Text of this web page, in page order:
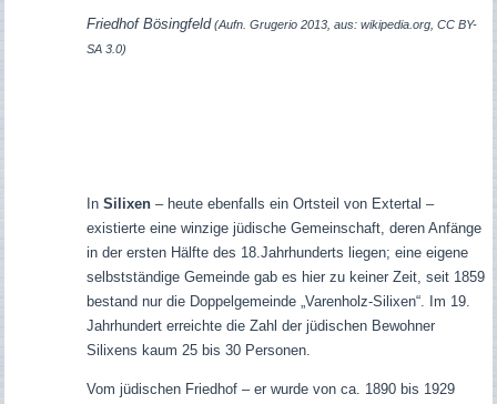
Friedhof Bösingfeld(Aufn. Grugerio 2013, aus: wikipedia.org, CC BY-
SA 3.0)
In Silixen– heute ebenfalls ein Ortsteil von Extertal –
existierte eine winzige jüdische Gemeinschaft, deren Anfänge
in der ersten Hälfte des 18.Jahrhunderts liegen; eine eigene
selbstständige Gemeinde gab es hier zu keiner Zeit, seit 1859
bestand nur die Doppelgemeinde „Varenholz-Silixen“. Im 19.
Jahrhundert erreichte die Zahl der jüdischen Bewohner
Silixens kaum 25 bis 30 Personen.
Vom jüdischen Friedhof – er wurde von ca. 1890 bis 1929